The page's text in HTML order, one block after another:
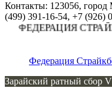
Контакты: 123056,
(499) 391-16-54, +7 (926)
ФЕДЕРАЦИЯ
Федерация
Зарайский ратный сбор